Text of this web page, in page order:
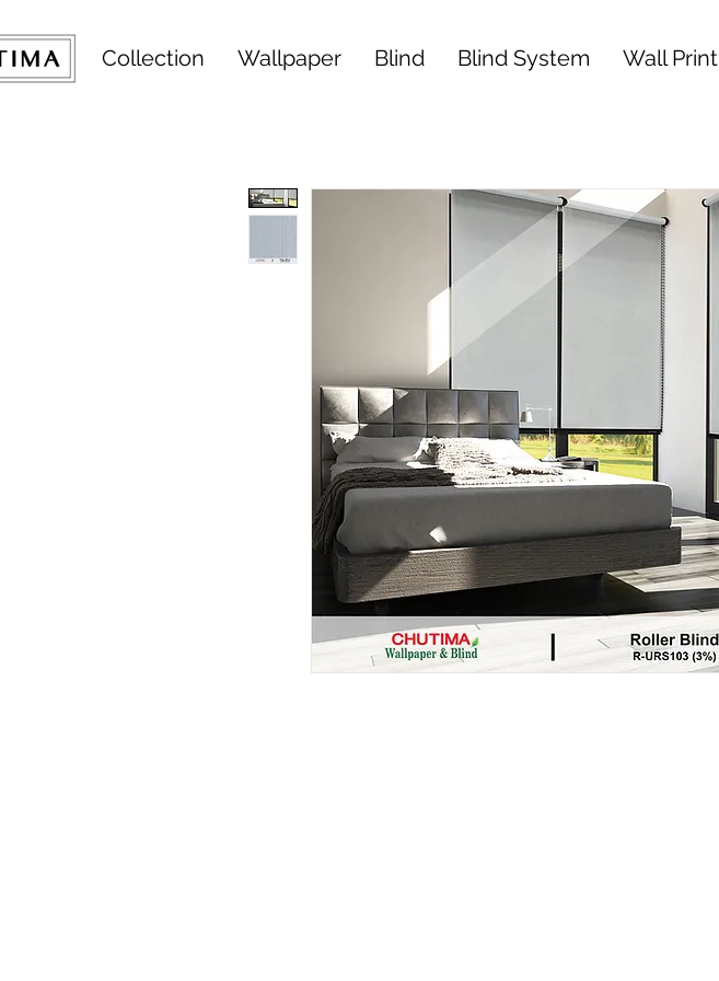
Collection Wallpaper Blind Blind System Wall Print